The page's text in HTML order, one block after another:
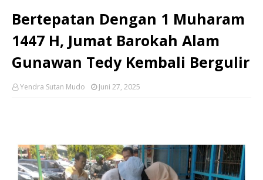
Bertepatan Dengan 1 Muharam
1447 H, Jumat Barokah Alam
Gunawan Tedy Kembali Bergulir
Yendra Sutan Mudo Juni 27, 2025